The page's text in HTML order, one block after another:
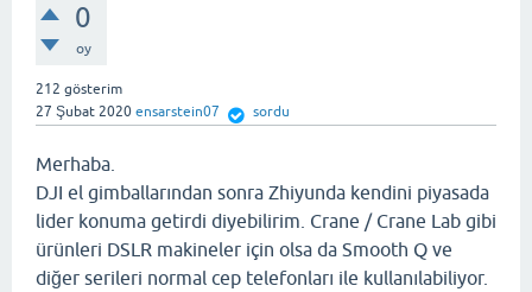
0
oy
212 gösterim
27 Şubat 2020 ensarstein07 sordu
Merhaba.
DJI el gimballarından sonra Zhiyunda kendini piyasada
lider konuma getirdi diyebilirim. Crane / Crane Lab gibi
ürünleri DSLR makineler için olsa da Smooth Q ve
diğer serileri normal cep telefonları ile kullanılabiliyor.